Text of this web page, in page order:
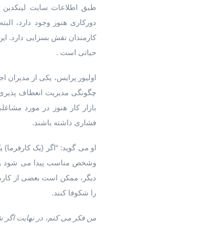
طبق اطلاعات سایت لینکدین
دورکاری هنوز وجود دارد،
کارمندان نقش بسزایی دارد.
حیاتی است .
اولیور پرایس، یکی از
چگونگی مدیریت انعطاف
بازار کار هنوز در مورد
فشاری داشته باشند.
او می گوید: “اگر (یک
وشخص مناسب پیدا می شود
دیگر، ممکن است بعضی از
را شکوفا کنند.
من فکر می کنم، در نهایت اگر